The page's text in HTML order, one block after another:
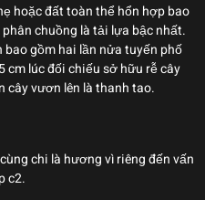
hoặc đất toàn thể hổn hợp bao
chuồng là tải lựa bậc nhất.
bao gồm hai lần nửa tuyến phố
cm lúc đối chiếu sở hữu rễ cây
cây vươn lên là thanh tao.
chi là hương vì riêng đến vấn
c2.